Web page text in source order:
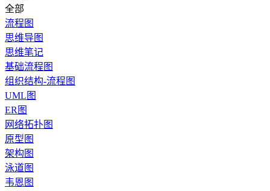
全部
流程图
思维导图
思维笔记
基础流程图
组织结构-流程图
UML图
ER图
网络拓扑图
原型图
架构图
泳道图
韦恩图